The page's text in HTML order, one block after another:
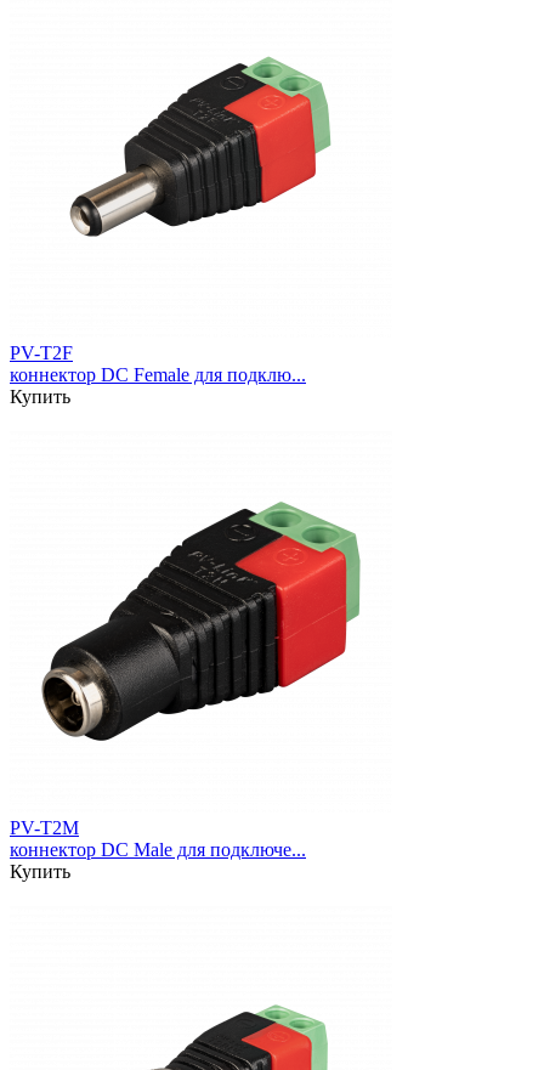
PV-T2F
коннектор DC Female для подклю...
Купить
PV-T2M
коннектор DC Male для подключе...
Купить